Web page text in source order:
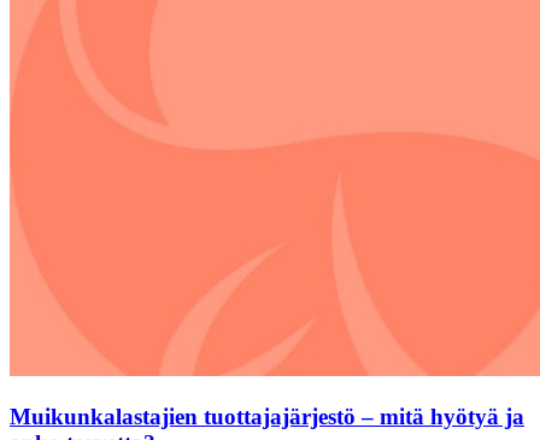
Muikunkalastajien tuottajajärjestö – mitä hyötyä ja